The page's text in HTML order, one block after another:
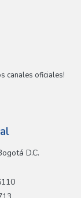
canales oficiales!
D.C.